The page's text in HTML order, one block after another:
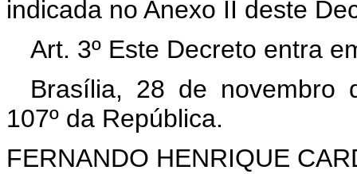
indicada no Anexo II deste
Art. 3º Este Decreto entra
Brasília, 28 de novembro
107º da República.
FERNANDO HENRIQUE